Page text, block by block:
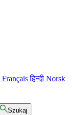
Françaisहिन्दी Norsk
Szukaj